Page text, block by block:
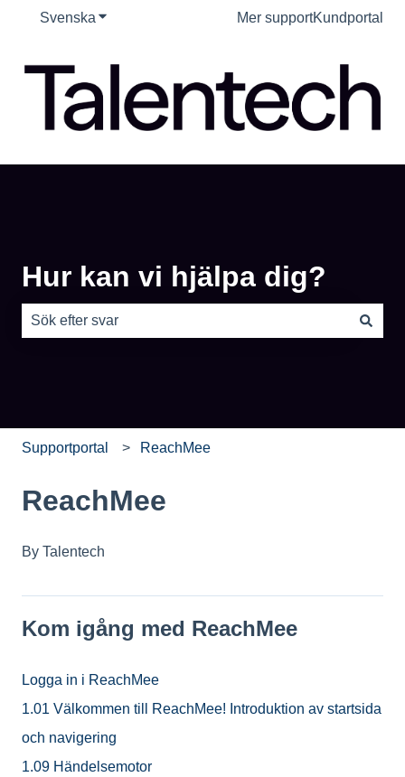
Svenska Visa undermenyer för översättningar
Mer supportKundportal
Hur kan vi hjälpa dig?
Supportportal ReachMee
ReachMee
By Talentech
Kom igång med ReachMee
Logga in i ReachMee
1.01 Välkommen till ReachMee! Introduktion av startsida
och navigering
1.09 Händelsemotor